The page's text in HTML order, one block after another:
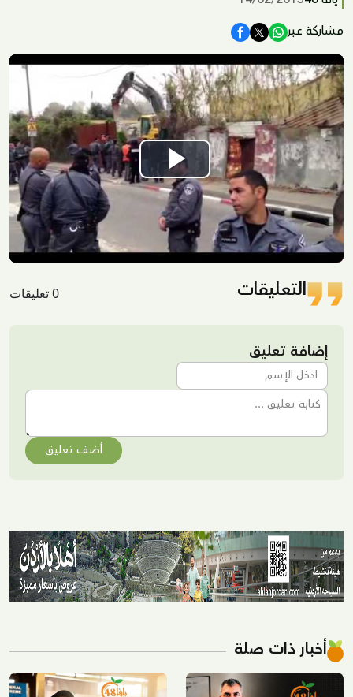
مشاركة عبر
Play
Video
التعليقات 0 تعليقات
إضافة تعليق
أضف تعليق
أخبار ذات صلة